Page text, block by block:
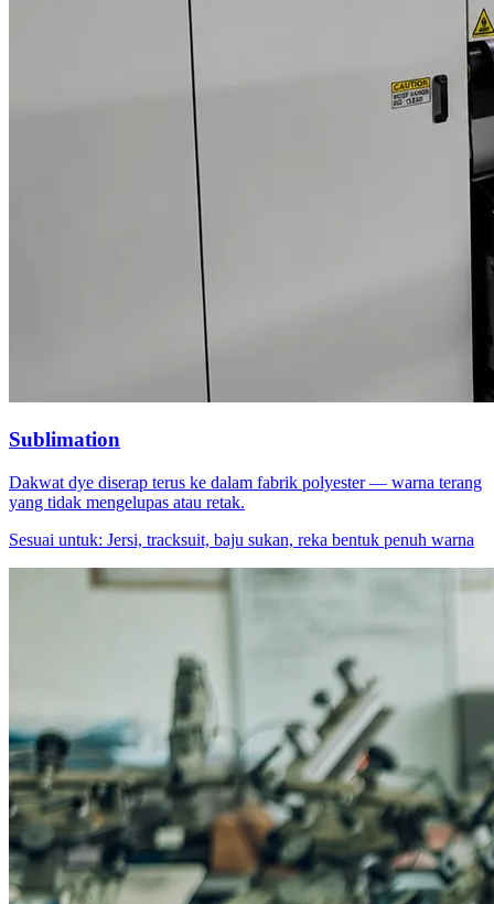
Sublimation
Dakwat dye diserap terus ke dalam fabrik polyester — warna terang
yang tidak mengelupas atau retak.
Sesuai untuk: Jersi, tracksuit, baju sukan, reka bentuk penuh warna